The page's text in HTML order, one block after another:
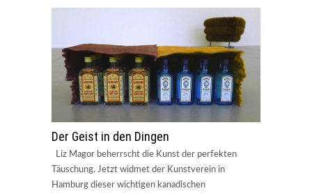
Der Geist in den Dingen
Liz Magor beherrscht die Kunst der perfekten
Täuschung. Jetzt widmet der Kunstverein in
Hamburg dieser wichtigen kanadischen